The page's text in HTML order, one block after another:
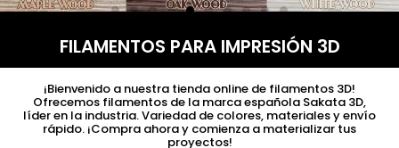
FILAMENTOS PARA IMPRESIÓN 3D
¡Bienvenido a nuestra tienda online de filamentos 3D!
Ofrecemos filamentos de la marca española Sakata 3D,
líder en la industria. Variedad de colores, materiales y envío
rápido. ¡Compra ahora y comienza a materializar tus
proyectos!